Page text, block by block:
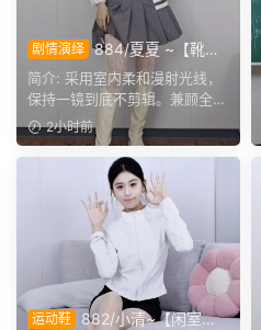
剧情演绎 884/夏夏 ~【靴内
微扰】异物入靴步履微滞，演
绎真实硌脚细微神态。
简介: 采用室内柔和漫射光线，
保持一镜到底不剪辑。兼顾全景
人像与靴筒足部特写交...
2小时前
运动鞋
882/小清~【闲室倩